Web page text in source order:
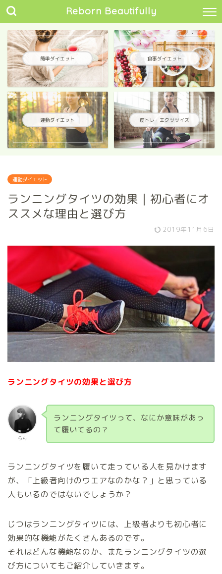
Reborn Beautifully
簡単ダイエット 食事ダイエット
運動ダイエット 筋トレ・エクササイズ
運動ダイエット
ランニングタイツの効果｜初心者にオ
ススメな理由と選び方
2019年11月6日
ランニングタイツの効果と選び方
らん
ランニングタイツって、なにか意味があっ
て履いてるの？
ランニングタイツを履いて走っている人を見かけます
が、「上級者向けのウエアなのかな？」と思っている
人もいるのではないでしょうか？
じつはランニングタイツには、上級者よりも初心者に
効果的な機能がたくさんあるのです。
それはどんな機能なのか、またランニングタイツの選
び方についてもご紹介していきます。